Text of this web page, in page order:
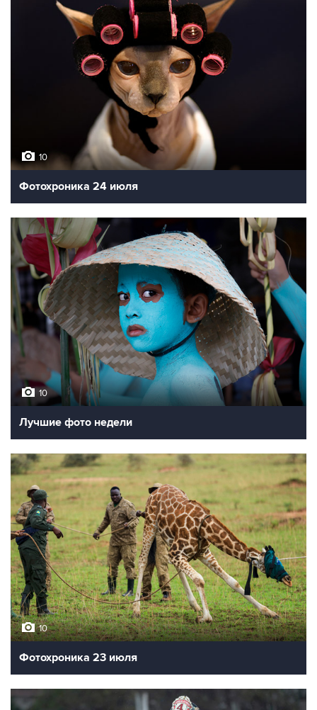
10
Фотохроника 24 июля
10
Лучшие фото недели
10
Фотохроника 23 июля